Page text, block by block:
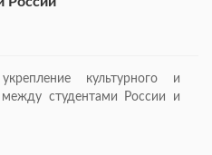
культурного и
между студентами России и